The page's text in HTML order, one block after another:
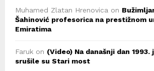
Muhamed Zlatan Hrenovica on
Šahinović profesorica na prestižnom
Emiratima
Faruk on (Video) Na današnji dan 1993.
srušile su Stari most